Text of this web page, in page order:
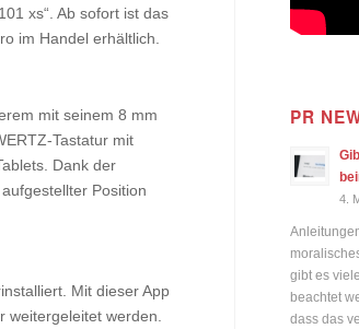
xs“. Ab sofort ist das
im Handel erhältlich.
mit seinem 8 mm
Tastatur mit
Dank der
Position
Mit dieser App
weitergeleitet werden.
PR
4.
gibt es
beachtet
dass das